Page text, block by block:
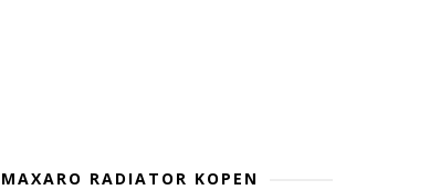
MAXARO RADIATOR KOPEN